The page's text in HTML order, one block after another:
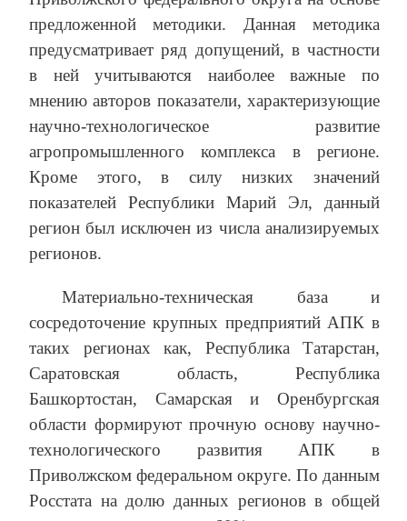
предложенной методики. Данная методика
предусматривает ряд допущений, в частности
в ней учитываются наиболее важные по
мнению авторов показатели, характеризующие
научно-технологическое развитие
агропромышленного комплекса в регионе.
Кроме этого, в силу низких значений
показателей Республики Марий Эл, данный
регион был исключен из числа анализируемых
регионов.
Материально-техническая база и
сосредоточение крупных предприятий АПК в
таких регионах как, Республика Татарстан,
Саратовская область, Республика
Башкортостан, Самарская и Оренбургская
области формируют прочную основу научно-
технологического развития АПК в
Приволжском федеральном округе. По данным
Росстата на долю данных регионов в общей